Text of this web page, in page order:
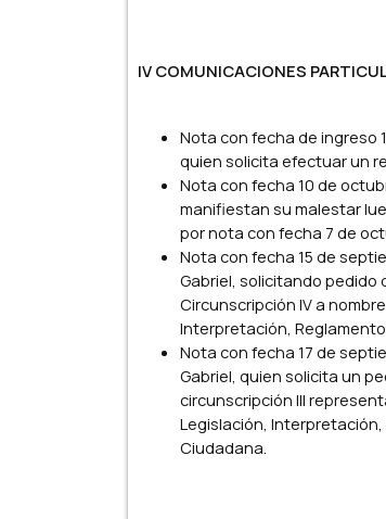
IV COMUNICACIONES
Nota con fecha de ingreso
quien solicita efectuar un
Nota con fecha 10 de
manifiestan su malestar
por nota con fecha 7 de
Nota con fecha 15 de
Gabriel, solicitando pedido
Circunscripción IV a
Interpretación,
Nota con fecha 17 de
Gabriel, quien solicita un
circunscripción III
Legislación,
Ciudadana.